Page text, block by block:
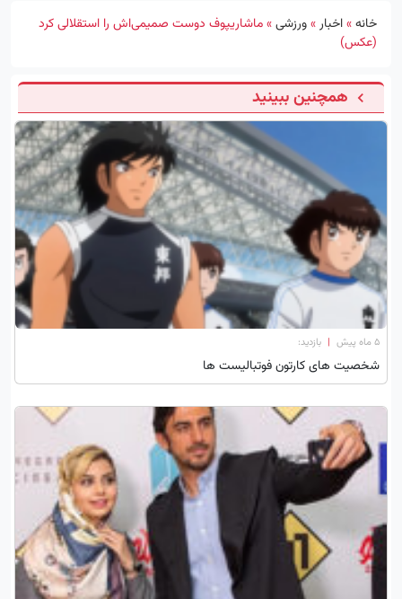
خانه»اخبار»ورزشی»ماشاریپوف دوست صمیمی‌اش را استقلالی کرد
(عکس)
همچنین ببینید
۵ ماه پیش | بازدید:
شخصیت های کارتون فوتبالیست ها